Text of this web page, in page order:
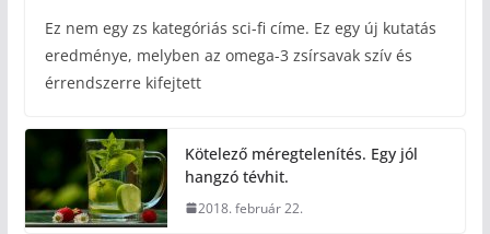
Ez nem egy zs kategóriás sci-fi címe. Ez egy új kutatás
eredménye, melyben az omega-3 zsírsavak szív és
érrendszerre kifejtett
Kötelező méregtelenítés. Egy jól
hangzó tévhit.
2018. február 22.